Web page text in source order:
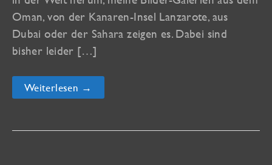
Oman, von der Kanaren-Insel Lanzarote, aus
Dubai oder der Sahara zeigen es. Dabei sind
bisher leider […]
Drei
neue
sind
Weiterlesen →